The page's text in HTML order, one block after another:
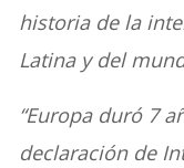
historia de la
Latina y del
“Europa duró 7
declaración de